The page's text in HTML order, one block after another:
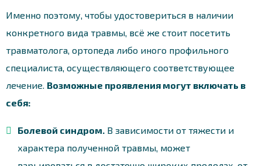
Именно поэтому, чтобы удостовериться в наличии
конкретного вида травмы, всё же стоит посетить
травматолога, ортопеда либо иного профильного
специалиста, осуществляющего соответствующее
лечение. Возможные проявления могут включать в
себя:
Болевой синдром. В зависимости от тяжести и
характера полученной травмы, может